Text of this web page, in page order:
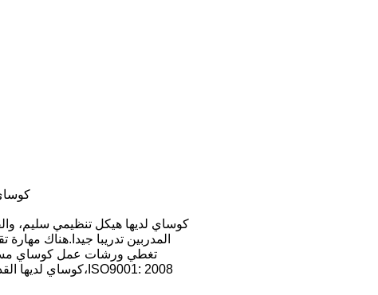
كوساي مصنع
كوساي لديها هيكل تنظيمي سليم،
المدربين تدريبا جيدا.هناك